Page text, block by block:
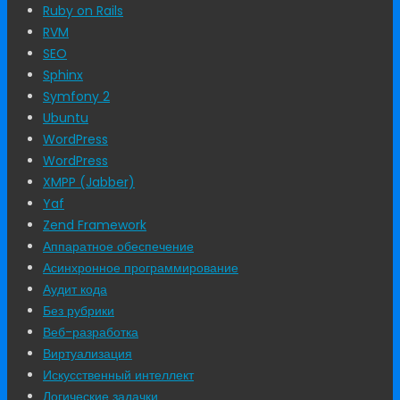
Ruby on Rails
RVM
SEO
Sphinx
Symfony 2
Ubuntu
WordPress
WordPress
XMPP (Jabber)
Yaf
Zend Framework
Аппаратное обеспечение
Асинхронное программирование
Аудит кода
Без рубрики
Веб-разработка
Виртуализация
Искусственный интеллект